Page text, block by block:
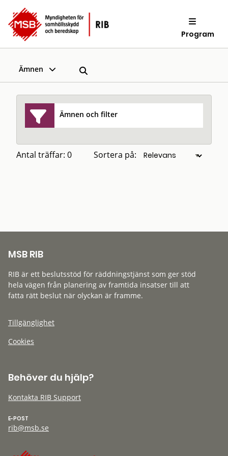
Program
Ämnen
Ämnen och filter
Antal träffar: 0 Sortera på:
MSB RIB
RIB är ett beslutsstöd för räddningstjänst som ger stöd
hela vägen från planering av framtida insatser till att
fatta rätt beslut när olyckan är framme.
Tillgänglighet
Cookies
Behöver du hjälp?
Kontakta RIB Support
E-POST
rib@msb.se